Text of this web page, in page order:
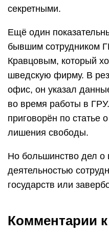
секретными.
Ещё один
бывшим сотрудником
Кравцовым, который
шведскую фирму. В
офис, он указал
во время работы в
приговорён по статье
лишения свободы.
Но большинство дел о
деятельностью
государств или
Комментарии